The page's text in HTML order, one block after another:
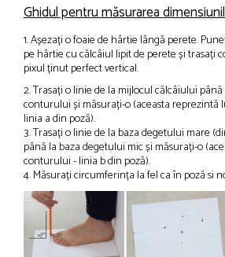
Ghidul pentru măsurarea
1. Așezați o foaie de hârtie lângă perete.
pe hârtie cu călcâiul lipit de perete și trasați
pixul ținut perfect vertical.
2. Trasați o linie de la mijlocul călcâiului
conturului și măsurați-o (aceasta
linia a din poză).
3. Trasați o linie de la baza degetului mare
până la baza degetului mic și măsurați-o
conturului - linia b din poză).
4. Măsurați circumferința la fel ca în poză si